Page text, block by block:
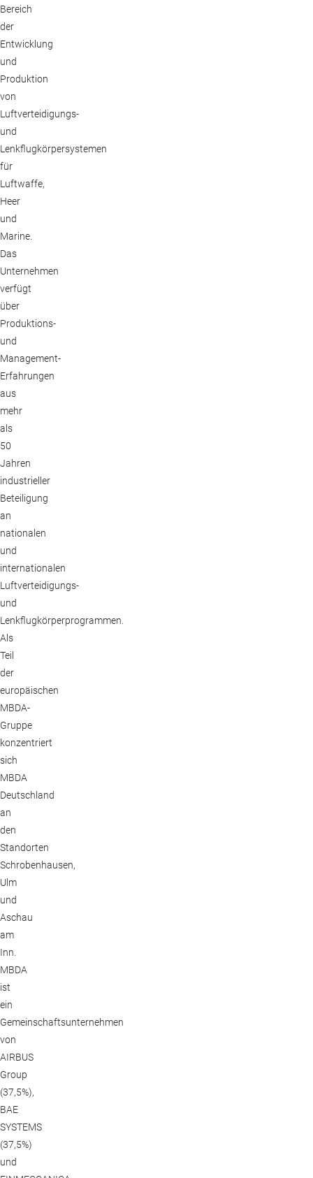
Bereich
der
Entwicklung
und
Produktion
von
Luftverteidigungs-
und
Lenkflugkörpersystemen
für
Luftwaffe,
Heer
und
Marine.
Das
Unternehmen
verfügt
über
Produktions-
und
Management-
Erfahrungen
aus
mehr
als
50
Jahren
industrieller
Beteiligung
an
nationalen
und
internationalen
Luftverteidigungs-
und
Lenkflugkörperprogrammen.
Als
Teil
der
europäischen
MBDA-
Gruppe
konzentriert
sich
MBDA
Deutschland
an
den
Standorten
Schrobenhausen,
Ulm
und
Aschau
am
Inn.
MBDA
ist
ein
Gemeinschaftsunternehmen
von
AIRBUS
Group
(37,5%),
BAE
SYSTEMS
(37,5%)
und